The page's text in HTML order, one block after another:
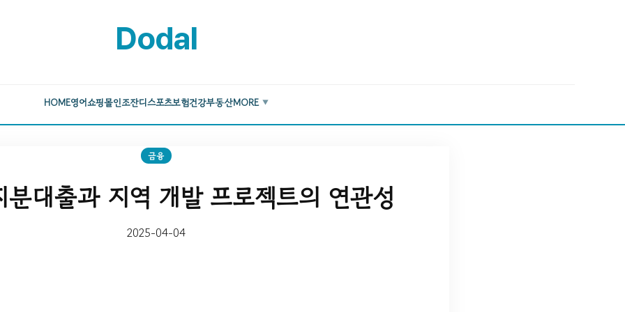
Dodal
HOME영어쇼핑몰인조잔디스포츠보험건강부동산MORE ▼
금융
대출과 지역 개발 프로젝트의 연관성
2025-04-04